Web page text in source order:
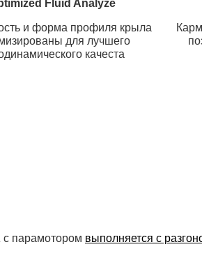
Fluid Analyze
и форма профиля крыла
для лучшего
качеста
парамотором
выполняется с